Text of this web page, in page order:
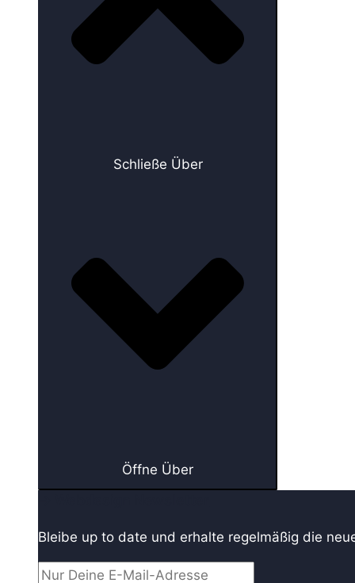
Schließe Über
Öffne Über
Bleibe up to date und erhalte regelmäßig die